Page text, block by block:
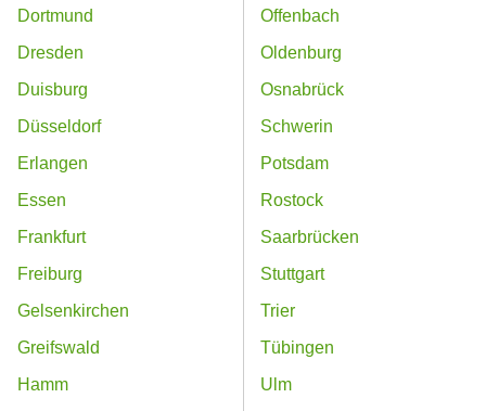
Dortmund
Dresden
Duisburg
Düsseldorf
Erlangen
Essen
Frankfurt
Freiburg
Gelsenkirchen
Greifswald
Hamm
Offenbach
Oldenburg
Osnabrück
Schwerin
Potsdam
Rostock
Saarbrücken
Stuttgart
Trier
Tübingen
Ulm